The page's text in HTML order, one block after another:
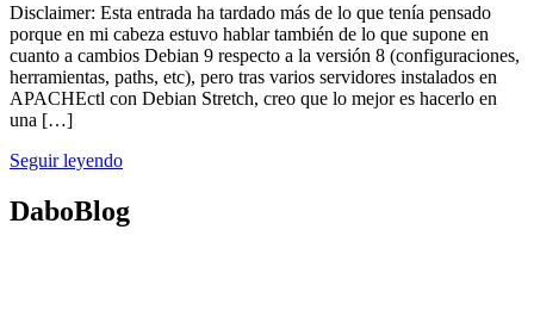
Disclaimer: Esta entrada ha tardado más de lo que tenía pensado
porque en mi cabeza estuvo hablar también de lo que supone en
cuanto a cambios Debian 9 respecto a la versión 8 (configuraciones,
herramientas, paths, etc), pero tras varios servidores instalados en
APACHEctl con Debian Stretch, creo que lo mejor es hacerlo en
una […]
Seguir leyendo
DaboBlog